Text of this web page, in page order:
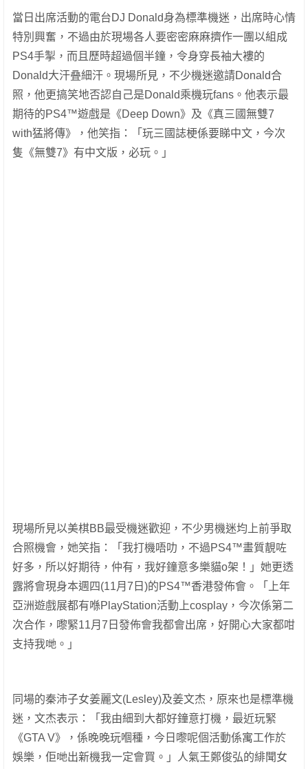
當日出席活動的電台DJ Donald身為標準機迷，出席時心情
特別興奮，不過由於現場各人要密密麻麻擠作一團以組成
PS4手掣，而且歷時超過個半鐘，令身穿長袖大褸的
Donald大汗叠細汗。現場所見，不少機迷邀請Donald合
照，他更搞笑地否認自己是Donald乘機玩fans。他表示最
期待的PS4™遊戲是《Deep Down》及《真三國無雙7
with猛將傳》，他笑指：「玩三國誌梗係要睇中文，今次
隻《無雙7》有中文版，必玩。」
現場所見以美棋BB最受機迷歡迎，不少男機迷均上前爭取
合照機會，她笑指：「我打機唔叻，不過PS4™畫質靚咗
好多，所以好期待，仲有，我好鐘意多樂貓o架！」她更透
露將會現身本週四(11月7日)的PS4™香港發佈會。「上年
亞洲遊戲展都有喺PlayStation活動上cosplay，今次係第二
次合作，嚟緊11月7日發佈會我都會出席，好開心大家都咁
支持我哋。」
同場的秦沛子女姜麗文(Lesley)及姜文杰，原來也是標準機
迷，文杰表示：「我由細到大都好鐘意打機，最近玩緊
《GTA V》，係晚晚玩嗰種，今日嚟呢個活動係寓工作於
娛樂，佢哋出新機我一定會買。」人氣王鄭俊弘的緋聞女